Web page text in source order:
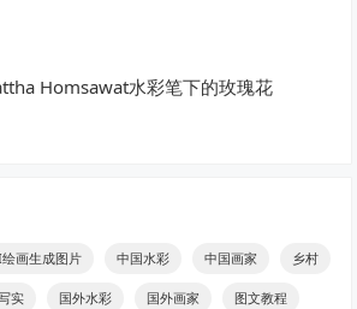
Homsawat水彩笔下的玫瑰花
画生成图片 中国水彩 中国画家 乡村
实 国外水彩 国外画家 图文教程